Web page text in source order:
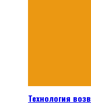
Технология